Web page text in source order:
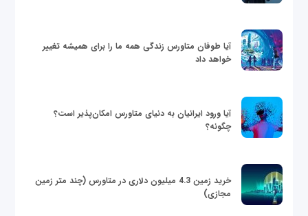
آیا طوفان متاورس زندگی همه ما را برای همیشه تغییر
خواهد داد
آیا ورود ایرانیان به دنیای متاورس امکان‌پذیر است؟
چگونه؟
خرید زمین 4.3 میلیون دلاری در متاورس (چند متر زمین
مجازی)